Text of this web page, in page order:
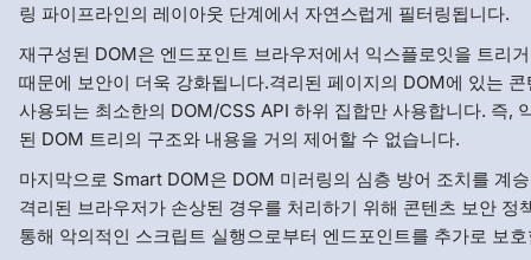
링 파이프라인의 레이아웃 단계에서 자연스럽게 필터링됩니다.
재구성된 DOM은 엔드포인트 브라우저에서 익스플로잇을 트리
때문에 보안이 더욱 강화됩니다.격리된 페이지의 DOM에 있는
사용되는 최소한의 DOM/CSS API 하위 집합만 사용합니다. 즉,
된 DOM 트리의 구조와 내용을 거의 제어할 수 없습니다.
마지막으로 Smart DOM은 DOM 미러링의 심층 방어 조치를 계
격리된 브라우저가 손상된 경우를 처리하기 위해 콘텐츠 보안 정
통해 악의적인 스크립트 실행으로부터 엔드포인트를 추가로 보